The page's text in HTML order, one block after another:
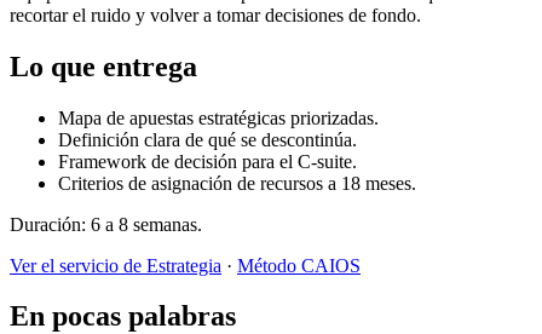
recortar el ruido y volver a tomar decisiones de fondo.
Lo que entrega
Mapa de apuestas estratégicas priorizadas.
Definición clara de qué se descontinúa.
Framework de decisión para el C-suite.
Criterios de asignación de recursos a 18 meses.
Duración: 6 a 8 semanas.
Ver el servicio de Estrategia · Método CAIOS
En pocas palabras